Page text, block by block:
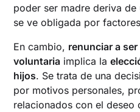
poder ser madre deriva
se ve obligada por
En cambio, renunciar a
voluntaria implica la
hijos. Se trata de una
por motivos personales,
relacionados con el deseo